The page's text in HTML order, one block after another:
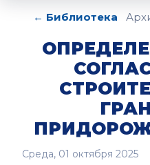
← Библиотека
Среда, 01 октября 2025